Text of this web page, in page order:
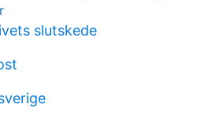
slutskede